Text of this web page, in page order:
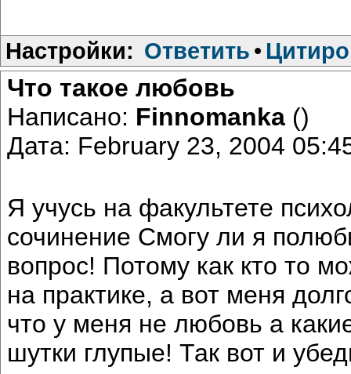
Настройки: Ответить •
Что такое любовь
Написано: Finnomanka ()
Дата: February 23, 2004
Я учусь на факультете
сочинение Смогу ли я
вопрос! Потому как кто то
на практике, а вот меня
что у меня не любовь а
шутки глупые! Так вот и